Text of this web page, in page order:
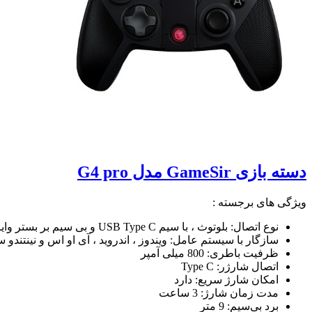
دسته بازی GameSir مدل G4 pro
ویژگی های برجسته :
نوع اتصال: بلوتوث ، با سیم USB Type C و بی سیم بر بستر وایرلس 2.4Ghz
سازگار با سیستم عامل: ویندوز ، اندروید ، آی او اس و نینتندو
ظرفیت باطری: 800 میلی آمپر
اتصال شارژر: Type C
امکان شارژ سریع: دارد
مدت زمان شارژ: 3 ساعت
برد بی‌سیم: 9 متر